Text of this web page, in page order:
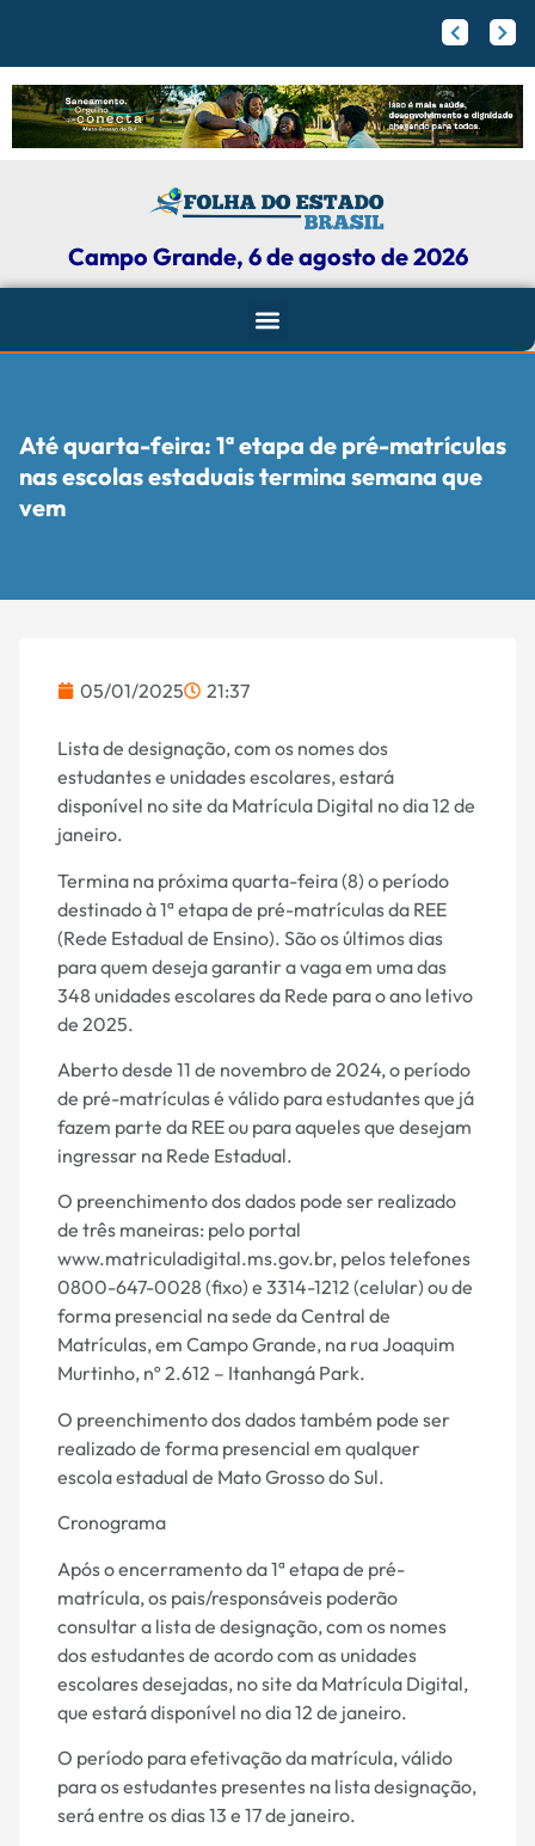
Campo Grande, 6 de agosto de 2026
Até quarta-feira: 1ª etapa de pré-matrículas
nas escolas estaduais termina semana que
vem
05/01/2025 21:37
Lista de designação, com os nomes dos
estudantes e unidades escolares, estará
disponível no site da Matrícula Digital no dia 12 de
janeiro.
Termina na próxima quarta-feira (8) o período
destinado à 1ª etapa de pré-matrículas da REE
(Rede Estadual de Ensino). São os últimos dias
para quem deseja garantir a vaga em uma das
348 unidades escolares da Rede para o ano letivo
de 2025.
Aberto desde 11 de novembro de 2024, o período
de pré-matrículas é válido para estudantes que já
fazem parte da REE ou para aqueles que desejam
ingressar na Rede Estadual.
O preenchimento dos dados pode ser realizado
de três maneiras: pelo portal
www.matriculadigital.ms.gov.br, pelos telefones
0800-647-0028 (fixo) e 3314-1212 (celular) ou de
forma presencial na sede da Central de
Matrículas, em Campo Grande, na rua Joaquim
Murtinho, nº 2.612 – Itanhangá Park.
O preenchimento dos dados também pode ser
realizado de forma presencial em qualquer
escola estadual de Mato Grosso do Sul.
Cronograma
Após o encerramento da 1ª etapa de pré-
matrícula, os pais/responsáveis poderão
consultar a lista de designação, com os nomes
dos estudantes de acordo com as unidades
escolares desejadas, no site da Matrícula Digital,
que estará disponível no dia 12 de janeiro.
O período para efetivação da matrícula, válido
para os estudantes presentes na lista designação,
será entre os dias 13 e 17 de janeiro.